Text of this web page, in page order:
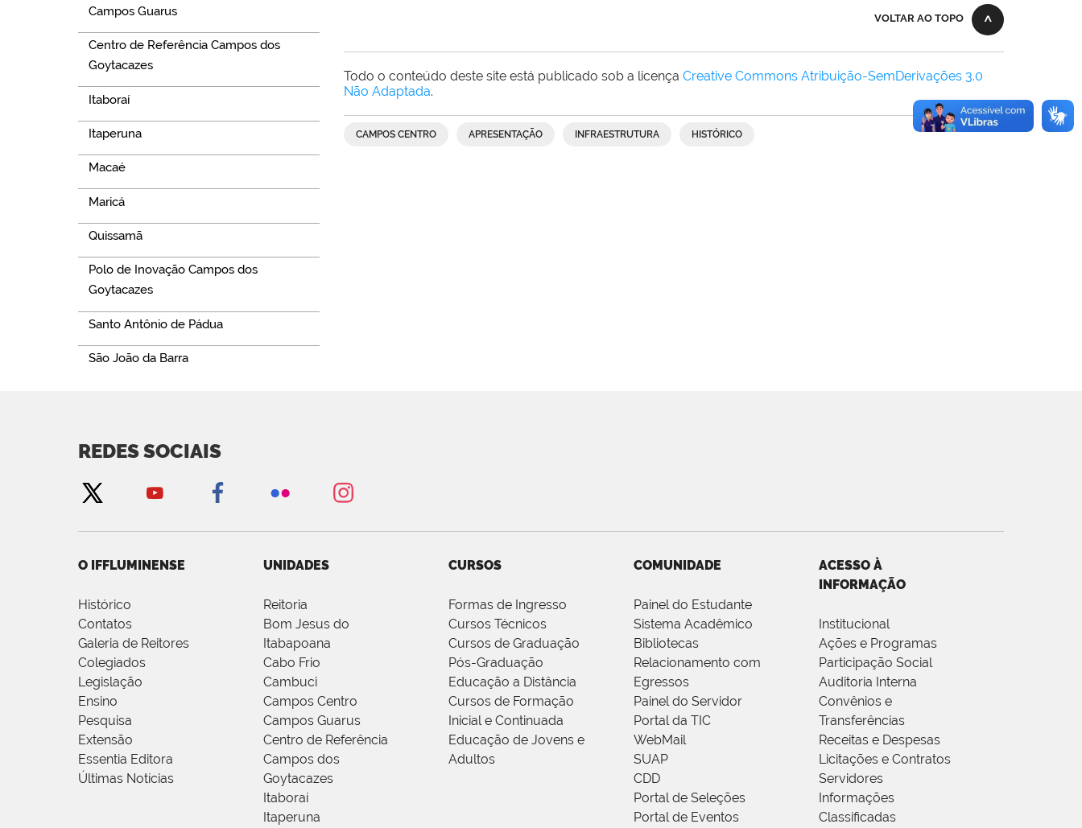
Campos Guarus
Centro de Referência Campos dos
Goytacazes
Itaboraí
Itaperuna
Macaé
Maricá
Quissamã
Polo de Inovação Campos dos
Goytacazes
Santo Antônio de Pádua
São João da Barra
VOLTAR AO TOPO
Todo o conteúdo deste site está publicado sob a licença Creative Commons Atribuição-SemDerivações 3.0
Não Adaptada.
CAMPOS CENTRO APRESENTAÇÃO INFRAESTRUTURA HISTÓRICO
REDES SOCIAIS
O IFFLUMINENSE
Histórico
Contatos
Galeria de Reitores
Colegiados
Legislação
Ensino
Pesquisa
Extensão
Essentia Editora
Últimas Notícias
UNIDADES
Reitoria
Bom Jesus do
Itabapoana
Cabo Frio
Cambuci
Campos Centro
Campos Guarus
Centro de Referência
Campos dos
Goytacazes
Itaboraí
Itaperuna
CURSOS
Formas de Ingresso
Cursos Técnicos
Cursos de Graduação
Pós-Graduação
Educação a Distância
Cursos de Formação
Inicial e Continuada
Educação de Jovens e
Adultos
COMUNIDADE
Painel do Estudante
Sistema Acadêmico
Bibliotecas
Relacionamento com
Egressos
Painel do Servidor
Portal da TIC
WebMail
SUAP
CDD
Portal de Seleções
Portal de Eventos
ACESSO À
INFORMAÇÃO
Institucional
Ações e Programas
Participação Social
Auditoria Interna
Convênios e
Transferências
Receitas e Despesas
Licitações e Contratos
Servidores
Informações
Classificadas